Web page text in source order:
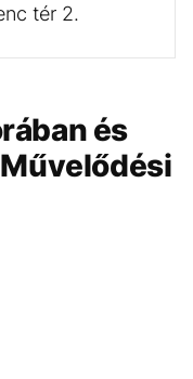
tér 2.
és